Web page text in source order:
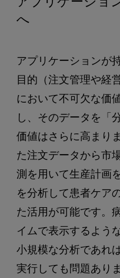
へ
アプリケーションが
目的（注文管理や経
において不可欠な価
し、そのデータを「
価値はさらに高まり
た注文データから市
測を用いて生産計画
を分析して患者ケア
た活用が可能です。
イムで表示するよう
小規模な分析であれ
実行しても問題あり